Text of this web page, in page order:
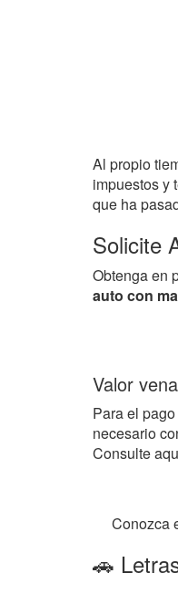
Al propio
impuestos y
que ha
Solicite
Obtenga en
auto con
Valor
Para el
necesario
Consulte
Conozca
🚗